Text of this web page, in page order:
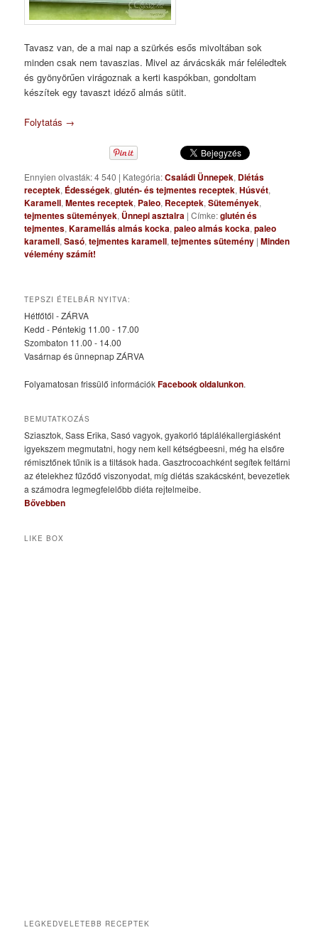
Tavasz van, de a mai nap a szürkés esős mivoltában sok
minden csak nem tavaszias. Mivel az árvácskák már feléledtek
és gyönyörűen virágoznak a kerti kaspókban, gondoltam
készítek egy tavaszt idéző almás sütit.
Folytatás →
Ennyien olvasták: 4 540 | Kategória:Családi Ünnepek, Diétás
receptek, Édességek,glutén- és tejmentes receptek,Húsvét,
Karamell,Mentes receptek, Paleo, Receptek,Sütemények,
tejmentes sütemények, Ünnepi asztalra |Címke:glutén és
tejmentes,Karamellás almás kocka,paleo almás kocka,paleo
karamell,Sasó,tejmentes karamell,tejmentes sütemény |Minden
vélemény számít!
TEPSZI ÉTELBÁR NYITVA:
Hétfőtől - ZÁRVA
Kedd - Péntekig 11.00 - 17.00
Szombaton 11.00 - 14.00
Vasárnap és ünnepnap ZÁRVA
Folyamatosan frissülő információkFacebook oldalunkon.
BEMUTATKOZÁS
Sziasztok, Sass Erika, Sasó vagyok, gyakorló táplálékallergiásként
igyekszem megmutatni, hogy nem kell kétségbeesni, még ha elsőre
rémisztőnek tűnik is a tiltások hada. Gasztrocoachként segítek feltárni
az ételekhez fűződő viszonyodat, míg diétás szakácsként, bevezetlek
a számodra legmegfelelőbb diéta rejtelmeibe.
Bővebben
LIKE BOX
LEGKEDVELETEBB RECEPTEK